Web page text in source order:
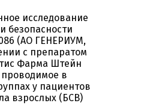
исследование
безопасности
(АО ГЕНЕРИУМ,
с препаратом
Фарма Штейн
в
у пациентов
взрослых (БСВ)